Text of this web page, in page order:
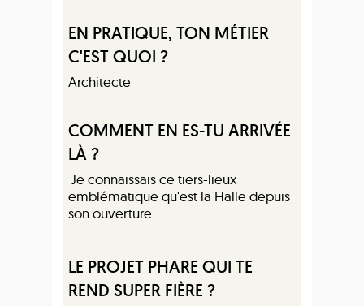
EN PRATIQUE, TON MÉTIER
C'EST QUOI ?
Architecte
COMMENT EN ES-TU ARRIVÉE
LÀ ?
Je connaissais ce tiers-lieux
emblématique qu'est la Halle depuis
son ouverture
LE PROJET PHARE QUI TE
REND SUPER FIÈRE ?